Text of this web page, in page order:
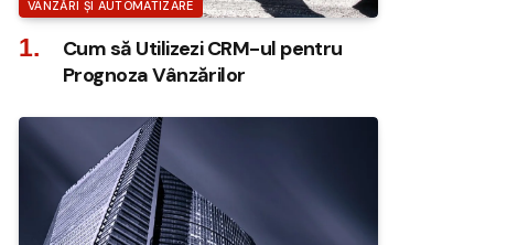
VÂNZĂRI ȘI AUTOMATIZARE
Cum să Utilizezi CRM-ul pentru
Prognoza Vânzărilor